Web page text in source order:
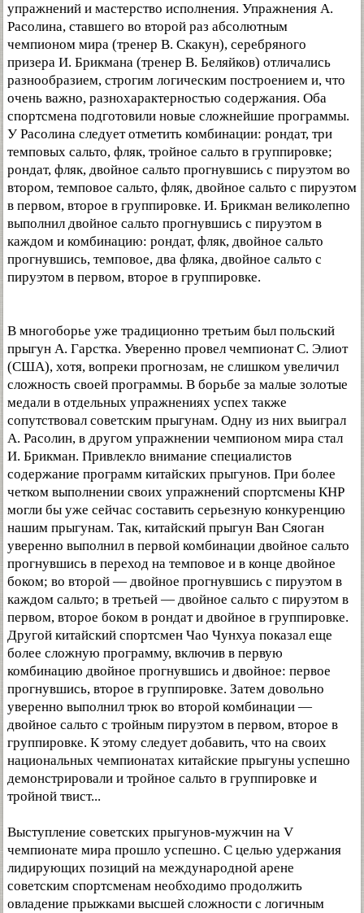
упражнений и мастерство исполнения. Упражнения А.
Расолина, ставшего во второй раз абсолютным
чемпионом мира (тренер В. Скакун), серебряного
призера И. Брикмана (тренер В. Беляйков) отличались
разнообразием, строгим логическим построением и, что
очень важно, разнохарактерностью содержания. Оба
спортсмена подготовили новые сложнейшие программы.
У Расолина следует отметить комбинации: рондат, три
темповых сальто, фляк, тройное сальто в группировке;
рондат, фляк, двойное сальто прогнувшись с пируэтом во
втором, темповое сальто, фляк, двойное сальто с пируэтом
в первом, второе в группировке. И. Брикман великолепно
выполнил двойное сальто прогнувшись с пируэтом в
каждом и комбинацию: рондат, фляк, двойное сальто
прогнувшись, темповое, два фляка, двойное сальто с
пируэтом в первом, второе в группировке.
В многоборье уже традиционно третьим был польский
прыгун А. Гарстка. Уверенно провел чемпионат С. Элиот
(США), хотя, вопреки прогнозам, не слишком увеличил
сложность своей программы. В борьбе за малые золотые
медали в отдельных упражнениях успех также
сопутствовал советским прыгунам. Одну из них выиграл
А. Расолин, в другом упражнении чемпионом мира стал
И. Брикман. Привлекло внимание специалистов
содержание программ китайских прыгунов. При более
четком выполнении своих упражнений спортсмены КНР
могли бы уже сейчас составить серьезную конкуренцию
нашим прыгунам. Так, китайский прыгун Ван Сяоган
уверенно выполнил в первой комбинации двойное сальто
прогнувшись в переход на темповое и в конце двойное
боком; во второй — двойное прогнувшись с пируэтом в
каждом сальто; в третьей — двойное сальто с пируэтом в
первом, второе боком в рондат и двойное в группировке.
Другой китайский спортсмен Чао Чунхуа показал еще
более сложную программу, включив в первую
комбинацию двойное прогнувшись и двойное: первое
прогнувшись, второе в группировке. Затем довольно
уверенно выполнил трюк во второй комбинации —
двойное сальто с тройным пируэтом в первом, второе в
группировке. К этому следует добавить, что на своих
национальных чемпионатах китайские прыгуны успешно
демонстрировали и тройное сальто в группировке и
тройной твист...
Выступление советских прыгунов-мужчин на V
чемпионате мира прошло успешно. С целью удержания
лидирующих позиций на международной арене
советским спортсменам необходимо продолжить
овладение прыжками высшей сложности с логичным